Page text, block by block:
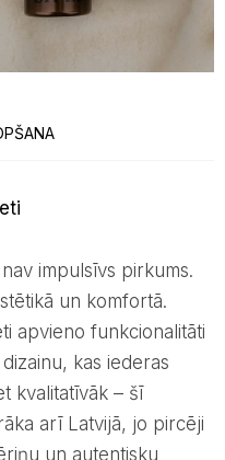
nav impulsīvs pirkums.
un komfortā.
apvieno funkcionalitāti
kas iederas
kvalitatīvāk – šī
arī Latvijā, jo pircēji
un autentisku